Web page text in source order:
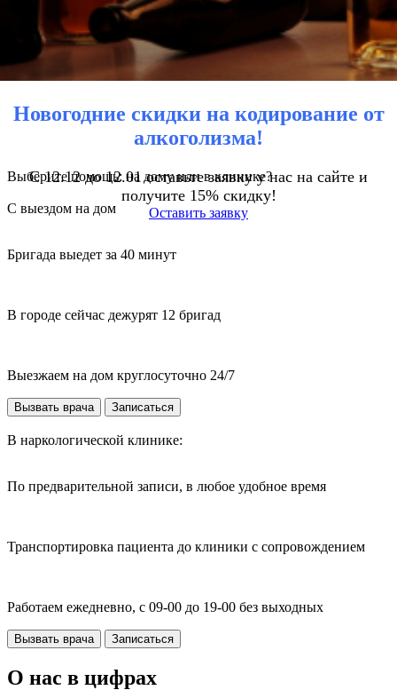
Новогодние скидки на кодирование от
алкоголизма!
С 12.12 до 12.01 оставьте заявку у нас на сайте и
получите 15% скидку!
Оставить заявку
Выберите помощь: на дому или в клинике?
С выездом на дом
Бригада выедет за 40 минут
В городе сейчас дежурят 12 бригад
Выезжаем на дом круглосуточно 24/7
Вызвать врача Записаться
В наркологической клинике:
По предварительной записи, в любое удобное время
Транспортировка пациента до клиники с сопровождением
Работаем ежедневно, с 09-00 до 19-00 без выходных
Вызвать врача Записаться
О нас в цифрах